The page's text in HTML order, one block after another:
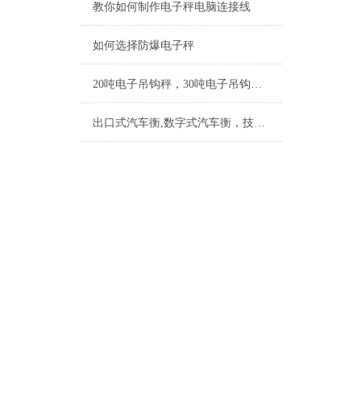
教你如何制作电子秤电脑连接线
如何选择防爆电子秤
20吨电子吊钩秤，30吨电子吊钩秤，40吨电子吊钩秤，50吨电子钩吊秤技术参数报价【图】
出口式汽车衡,数字式汽车衡，技术指标